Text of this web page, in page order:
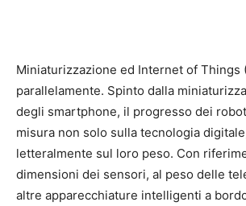
Miniaturizzazione ed Internet of Things
parallelamente. Spinto dalla
degli smartphone, il progresso dei
misura non solo sulla tecnologia
letteralmente sul loro peso. Con
dimensioni dei sensori, al peso delle
altre apparecchiature intelligenti a